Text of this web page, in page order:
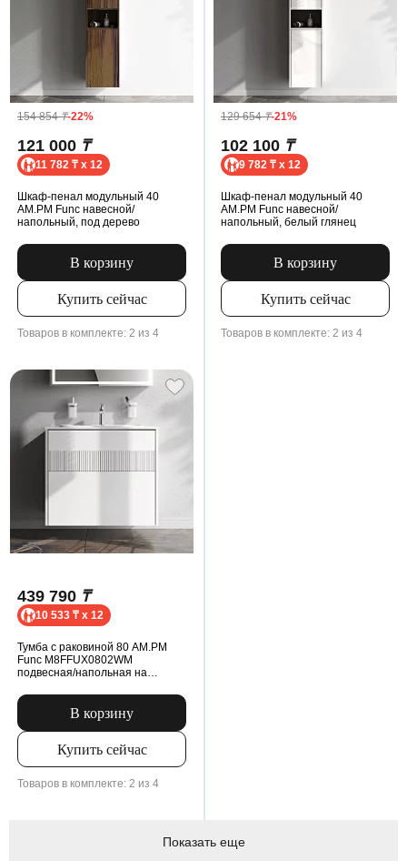
154 854₸-22%
121 000 ₸
11 782 ₸ x 12
Шкаф-пенал модульный 40
AM.PM Func навесной/
напольный, под дерево
В корзину
Купить сейчас
Товаров в комплекте: 2 из 4
129 654₸-21%
102 100 ₸
9 782 ₸ x 12
Шкаф-пенал модульный 40
AM.PM Func навесной/
напольный, белый глянец
В корзину
Купить сейчас
Товаров в комплекте: 2 из 4
439 790 ₸
10 533 ₸ x 12
Тумба с раковиной 80 AM.PM
Func M8FFUX0802WM
подвесная/напольная на
В корзину
Купить сейчас
Товаров в комплекте: 2 из 4
Показать еще